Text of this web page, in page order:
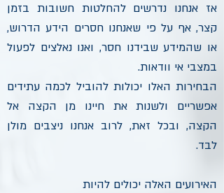
אז אנחנו נדרשים להחלטות חשובות בזמן
קצר, אף על פי שאנחנו חסרים הידע הדרוש,
או שהמידע שבידנו חסר, ואנו נאלצים לפעול
במצבי אי וודאות.
הבחירות האלו יכולות להוביל לכמה עתידים
אפשריים ולשנות את חיינו מן הקצה אל
הקצה, ובכל זאת, לרוב אנחנו ניצבים מולן
לבד.
האירועים האלה יכולים להיות